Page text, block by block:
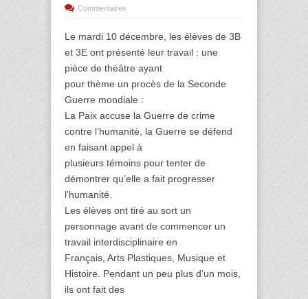
Commentaires
Le mardi 10 décembre, les élèves de 3B
et 3E ont présenté leur travail : une
pièce de théâtre ayant
pour thème un procès de la Seconde
Guerre mondiale :
La Paix accuse la Guerre de crime
contre l’humanité, la Guerre se défend
en faisant appel à
plusieurs témoins pour tenter de
démontrer qu’elle a fait progresser
l’humanité.
Les élèves ont tiré au sort un
personnage avant de commencer un
travail interdisciplinaire en
Français, Arts Plastiques, Musique et
Histoire. Pendant un peu plus d’un mois,
ils ont fait des